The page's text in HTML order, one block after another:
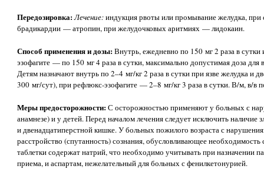
Передозировка:Лечение:индукция рвоты или промывание желудка,
брадикардии — атропин, при желудочковых аритмиях — лидокаин.
Способ применения и дозы:Внутрь, ежедневно по 150 мг 2 раза в
эзофагите — по 150 мг 4 раза в сутки, максимально допустимая доза
Детям назначают внутрь по 2–4 мг/кг 2 раза в сутки при язве желудка
300 мг/сут), при рефлюкс-эзофагите — 2–8 мг/кг 3 раза в сутки. В/м, в/в
Меры предосторожности:С осторожностью применяют у больных с
анамнезе) и у детей. Перед началом лечения следует исключить наличие
и двенадцатиперстной кишке. У больных пожилого возраста с
расстройство (спутанность) сознания, обусловливающее
таблетки содержат натрий, что необходимо учитывать при назначении
приема, и аспартам, нежелательный для больных с фенилкетонурией.